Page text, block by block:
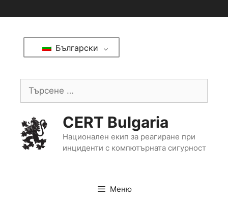
Български
CERT Bulgaria
Национален екип за реагиране при
инциденти с компютърната сигурност
Меню